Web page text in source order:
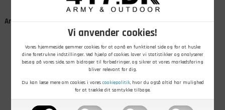
Vi anvender cookies!
Vores hjemmeside gemmer cookies for at opnå en funktionel side og for at huske
dine foretrukne indstillinger. Ved hjælp af cookies laver vi statistikker og analyserer
besøg på vores side, som bidrager til forbedringer, og sikrer at vores markedsføring
bliver relevant for dig.
Du kan læse mere om cookies i vores cookiepolitik, hvor du også altid har mulighed
for at trække dit samtykke tilbage.
Andre kunder købte også